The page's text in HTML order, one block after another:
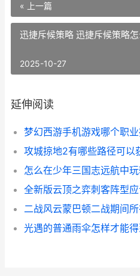
« 上一篇
迅捷斥候策略 迅捷斥候策略
2025-10-27
延伸阅读
光遇的普通雨伞怎样才能